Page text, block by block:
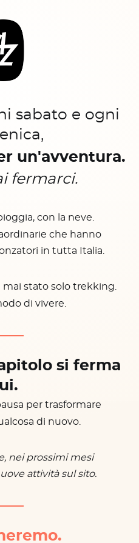
sabato e ogni
un'avventura.
fermarci.
con la neve.
che hanno
in tutta Italia.
stato solo trekking.
di vivere.
si ferma
per trasformare
di nuovo.
nei prossimi mesi
attività sul sito.